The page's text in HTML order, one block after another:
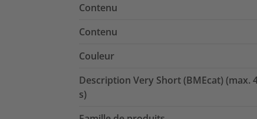
Contenu
Contenu
Couleur
Description Very Short (BMEcat) (max.
s)